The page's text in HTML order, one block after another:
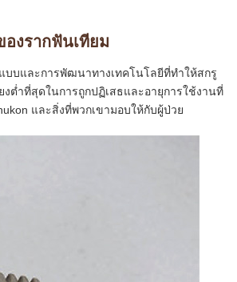
งรากฟันเทียม
บบและการพัฒนาทางเทคโนโลยีที่ทำให้สกรู
ต่ำที่สุดในการถูกปฏิเสธและอายุการใช้งานที่
และสิ่งที่พวกเขามอบให้กับผู้ป่วย